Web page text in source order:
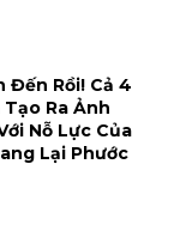
Đến Rồi! Cả 4
Ra Ảnh
Nỗ Lực Của
Lại Phước